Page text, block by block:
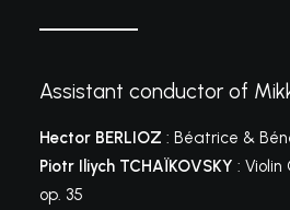
Assistant conductor of
Hector BERLIOZ : Béatrice &
Piotr Iliych TCHAÏKOVSKY : Violin
op. 35